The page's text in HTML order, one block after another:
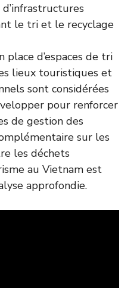
le tri et le recyclage
place d’espaces de tri
lieux touristiques et
sont considérées
pour renforcer
de gestion des
sur les
les déchets
au Vietnam est
approfondie.